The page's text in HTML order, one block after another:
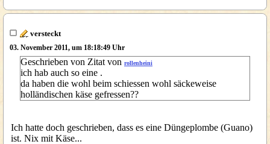
versteckt
03. November 2011, um 18:18:49 Uhr
Geschrieben von Zitat von rollenheini
ich hab auch so eine .
da haben die wohl beim schiessen wohl säckeweise
holländischen käse gefressen??
Ich hatte doch geschrieben, dass es eine Düngeplombe (Guano)
ist. Nix mit Käse...